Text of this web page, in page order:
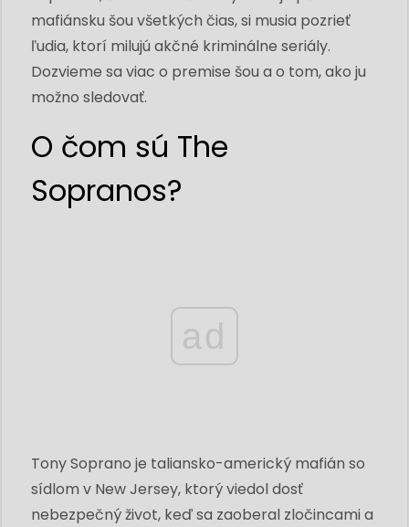
mafiánsku šou všetkých čias, si musia pozrieť
ľudia, ktorí milujú akčné kriminálne seriály.
Dozvieme sa viac o premise šou a o tom, ako ju
možno sledovať.
O čom sú The
Sopranos?
ad
Tony Soprano je taliansko-americký mafián so
sídlom v New Jersey, ktorý viedol dosť
nebezpečný život, keď sa zaoberal zločincami a